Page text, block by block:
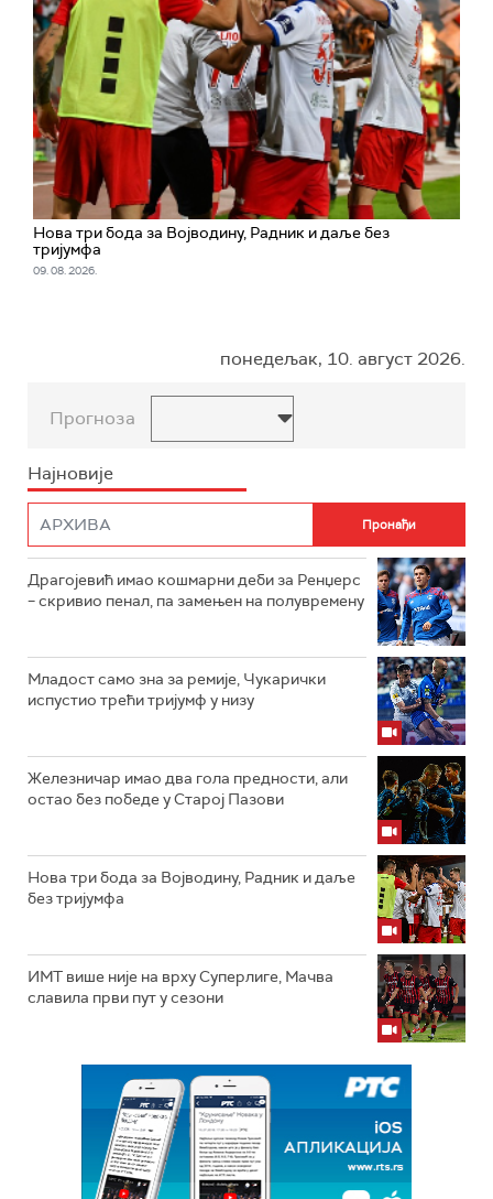
Нова три бода за Војводину, Радник и даље без
тријумфа
09. 08. 2026.
понедељак, 10. август 2026.
Прогноза
Најновије
Драгојевић имао кошмарни деби за Ренџерс
– скривио пенал, па замењен на полувремену
Младост само зна за ремије, Чукарички
испустио трећи тријумф у низу
Железничар имао два гола предности, али
остао без победе у Старој Пазови
Нова три бода за Војводину, Радник и даље
без тријумфа
ИМТ више није на врху Суперлиге, Мачва
славила први пут у сезони